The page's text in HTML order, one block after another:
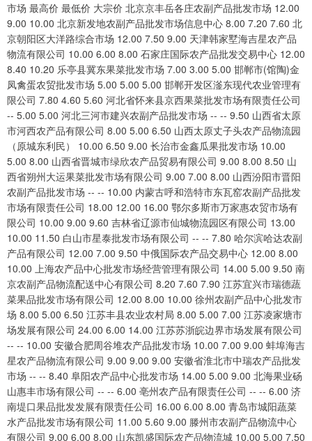
市场 最高价 最低价 大宗价 北京京丰岳各庄农副产品批发市场 12.00
9.00 10.00 北京新发地农副产品批发市场信息中心 8.00 7.20 7.60 北
京朝阳区大洋路综合市场 12.00 7.50 9.00 天津韩家墅海吉星农产品
物流有限公司 10.00 6.00 8.00 石家庄国际农产品批发交易中心 12.00
8.40 10.20 乐亭县冀东果菜批发市场 7.00 3.00 5.00 邯郸市(馆陶)金
凤禽蛋农贸批发市场 5.00 5.00 5.00 邯郸开发区滏东现代农业管理有
限公司 7.80 4.60 5.60 河北省怀来县京西果菜批发市场有限责任公司
-- 5.00 5.00 河北三河市建兴农副产品批发市场 -- -- 9.50 山西省太原
市河西农产品有限公司 8.00 5.00 6.50 山西太原丈子头农产品物流园
（原城东利民） 10.00 6.50 9.00 长治市金鑫瓜果批发市场 10.00
5.00 8.00 山西省晋城市绿欣农产品贸易有限公司 9.00 8.00 8.50 山
西省朔州大运果菜批发市场有限公司 9.00 7.00 8.00 山西汾阳市晋阳
农副产品批发市场 -- -- 10.00 内蒙古呼和浩特市东瓦窑农副产品批发
市场有限责任公司 18.00 12.00 16.00 鄂尔多斯市万家惠农贸市场有
限公司 10.00 9.00 9.60 吉林省辽源市仙城物流园区有限公司 13.00
10.00 11.50 白山市星泰批发市场有限公司 -- -- 7.80 哈尔滨哈达农副
产品有限公司 12.00 7.00 9.50 中俄国际农产品交易中心 12.00 8.00
10.00 上海农产品中心批发市场经营管理有限公司 14.00 5.00 9.50 南
京农副产品物流配送中心有限公司 8.20 7.60 7.90 江苏宜兴市瑞德蔬
菜果品批发市场有限公司 12.00 8.00 10.00 徐州农副产品中心批发市
场 8.00 5.00 6.50 江苏丰县农业农村局 8.00 5.00 7.00 江苏凌家塘市
场发展有限公司 24.00 6.00 14.00 江苏苏浙皖边界市场发展有限公司
-- -- 10.00 安徽合肥周谷堆农产品批发市场 10.00 7.00 9.00 蚌埠海吉
星农产品物流有限公司 9.00 9.00 9.00 安徽省淮北市中瑞农产品批发
市场 -- -- 8.40 阜阳农产品中心批发市场 14.00 5.00 9.00 北海果业砀
山惠丰市场有限公司 -- -- 6.00 亳州农产品有限责任公司 -- -- 6.00 济
南堤口果品批发发展有限责任公司 16.00 6.00 8.00 青岛市城阳蔬菜
水产品批发市场有限公司 11.00 5.60 9.00 滕州市农副产品物流中心
有限公司 9.00 6.00 8.00 山东凯盛国际农产品物流城 10.00 5.00 7.50